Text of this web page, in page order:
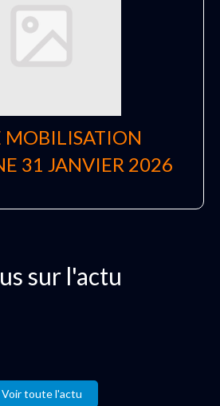
MOBILISATION
31 JANVIER 2026
sur l'actu
Voir toute l'actu